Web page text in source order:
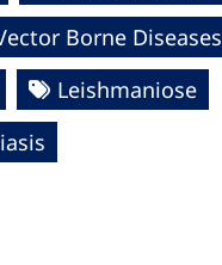
Borne Diseases
Leishmaniose